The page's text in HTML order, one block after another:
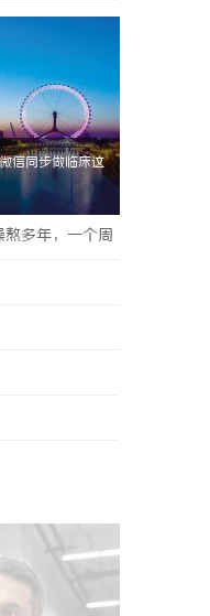
信同步做临床这
多年，一个周
症，身体找回